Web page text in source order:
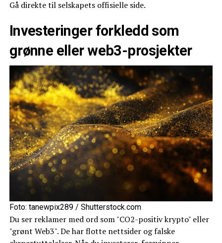
Gå direkte til selskapets offisielle side.
Investeringer forkledd som
grønne eller web3-prosjekter
Foto: tanewpix289 / Shutterstock.com
Du ser reklamer med ord som "CO2-positiv krypto" eller
"grønt Web3". De har flotte nettsider og falske